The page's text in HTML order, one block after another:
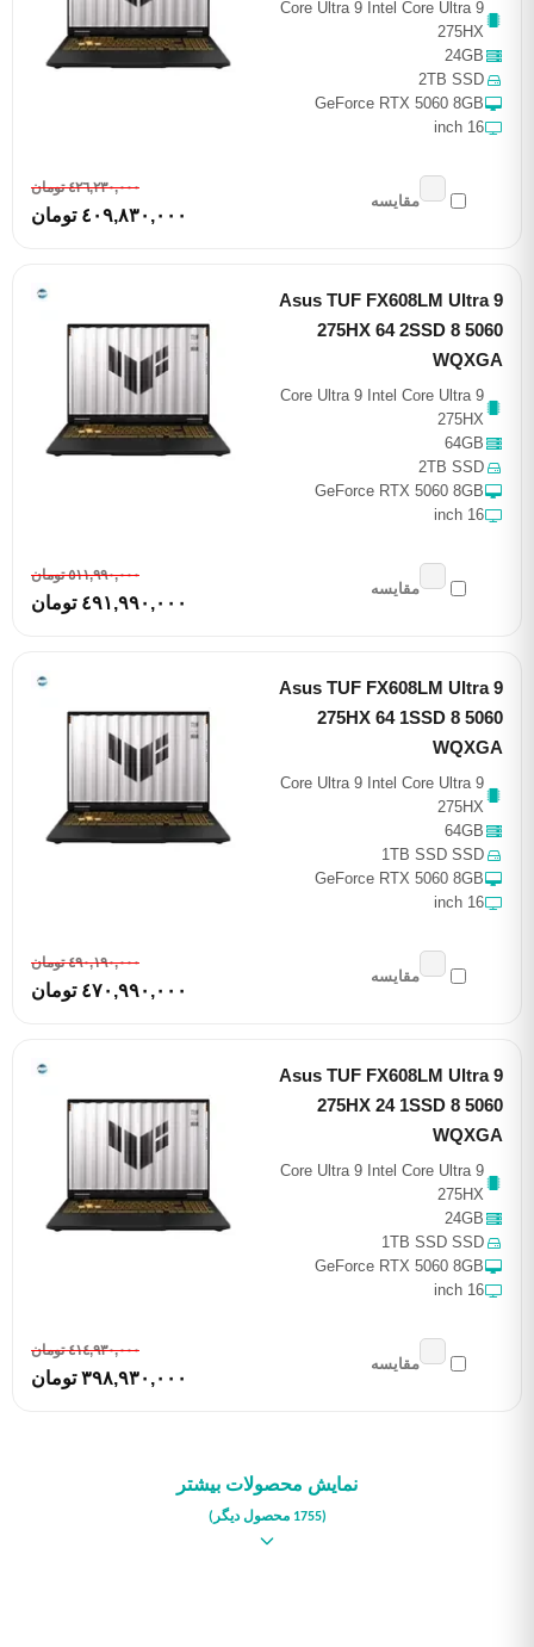
Core Ultra 9 Intel Core Ultra 9
275HX
24GB
2TB SSD
GeForce RTX 5060 8GB
16 inch
٤٢٦,٢٣٠,٠٠٠ تومان
٤٠٩,٨٣٠,٠٠٠ تومان
مقایسه
Asus TUF FX608LM Ultra 9
275HX 64 2SSD 8 5060
WQXGA
Core Ultra 9 Intel Core Ultra 9
275HX
64GB
2TB SSD
GeForce RTX 5060 8GB
16 inch
٥١١,٩٩٠,٠٠٠ تومان
٤٩١,٩٩٠,٠٠٠ تومان
مقایسه
Asus TUF FX608LM Ultra 9
275HX 64 1SSD 8 5060
WQXGA
Core Ultra 9 Intel Core Ultra 9
275HX
64GB
1TB SSD SSD
GeForce RTX 5060 8GB
16 inch
٤٩٠,١٩٠,٠٠٠ تومان
٤٧٠,٩٩٠,٠٠٠ تومان
مقایسه
Asus TUF FX608LM Ultra 9
275HX 24 1SSD 8 5060
WQXGA
Core Ultra 9 Intel Core Ultra 9
275HX
24GB
1TB SSD SSD
GeForce RTX 5060 8GB
16 inch
٤١٤,٩٣٠,٠٠٠ تومان
٣٩٨,٩٣٠,٠٠٠ تومان
مقایسه
نمایش محصولات بیشتر
(1755 محصول دیگر)